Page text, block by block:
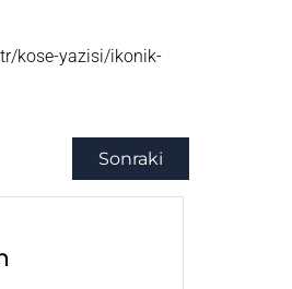
kose-yazisi/ikonik-
Sonraki